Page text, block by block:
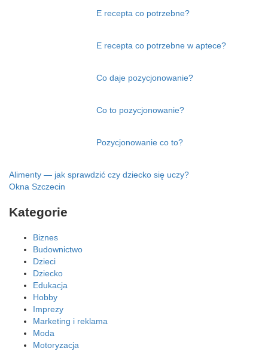
E recepta co potrzebne?
E recepta co potrzebne w aptece?
Co daje pozycjonowanie?
Co to pozycjonowanie?
Pozycjonowanie co to?
Nawigacja
Alimenty — jak sprawdzić czy dziecko się uczy?
Okna Szczecin
Kategorie
Biznes
Budownictwo
Dzieci
Dziecko
Edukacja
Hobby
Imprezy
Marketing i reklama
Moda
Motoryzacja